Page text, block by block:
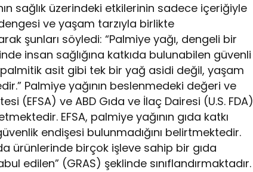
sağlık üzerindeki etkilerinin sadece içeriğiyle
ve yaşam tarzıyla birlikte
şunları söyledi: “Palmiye yağı, dengeli bir
insan sağlığına katkıda bulunabilen güvenli
palmitik asit gibi tek bir yağ asidi değil, yaşam
Palmiye yağının beslenmedeki değeri ve
(EFSA) ve ABD Gıda ve İlaç Dairesi (U.S. FDA)
EFSA, palmiye yağının gıda katkı
endişesi bulunmadığını belirtmektedir.
ürünlerinde birçok işleve sahip bir gıda
edilen” (GRAS) şeklinde sınıflandırmaktadır.